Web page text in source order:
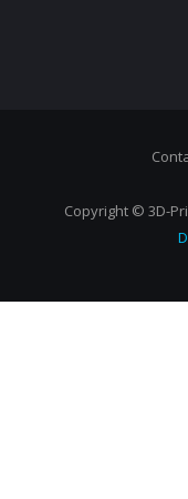
Copyright © 3D-